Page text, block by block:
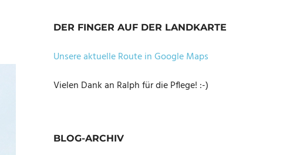
DER FINGER AUF DER LANDKARTE
Unsere aktuelle Route in Google Maps
Vielen Dank an Ralph für die Pflege! :-)
BLOG-ARCHIV